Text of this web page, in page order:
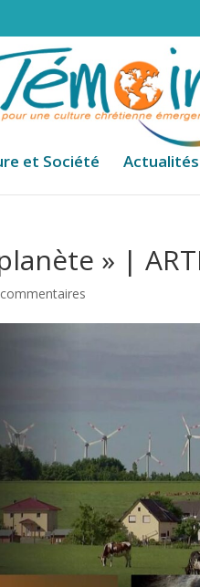
et Société Actualités
» |